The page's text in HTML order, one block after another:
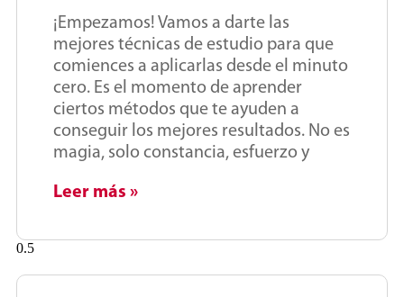
¡Empezamos! Vamos a darte las
mejores técnicas de estudio para que
comiences a aplicarlas desde el minuto
cero. Es el momento de aprender
ciertos métodos que te ayuden a
conseguir los mejores resultados. No es
magia, solo constancia, esfuerzo y
Leer más »